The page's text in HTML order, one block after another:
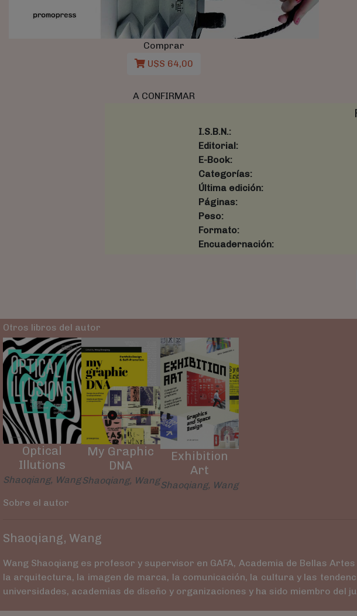
Comprar
U$S 64,00
A CONFIRMAR
I.S.B.N.:
Editorial:
E-Book:
Categorías:
Última edición:
Páginas:
Peso:
Formato:
Encuadernación:
Otros libros del autor
Optical
Illutions
Shaoqiang, Wang
My Graphic
DNA
Shaoqiang, Wang
Exhibition
Art
Shaoqiang, Wang
Sobre el autor
Shaoqiang, Wang
Wang Shaoqiang es profesor y supervisor en GAFA, Academia de Bellas
la arquitectura, la imagen de marca, la comunicación, la cultura y las
universidades, academias de diseño y organizaciones y ha sido miembro